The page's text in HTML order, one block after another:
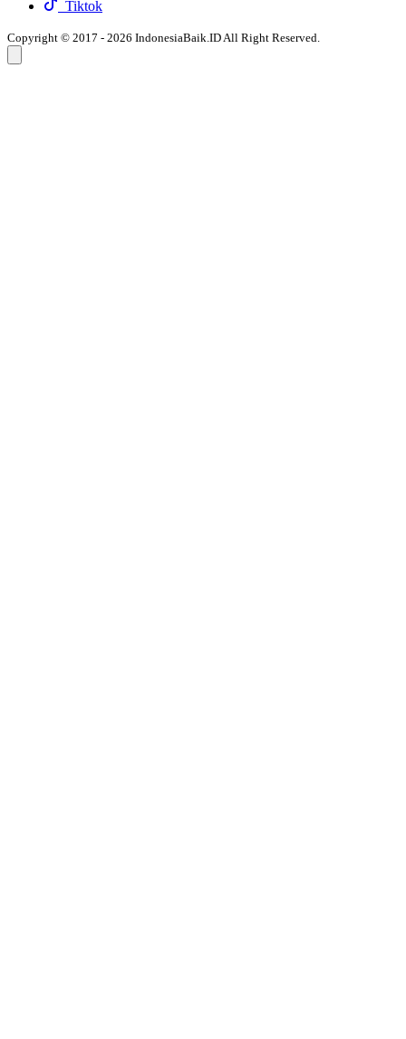
Tiktok
Copyright © 2017 - 2026 IndonesiaBaik.ID All Right Reserved.